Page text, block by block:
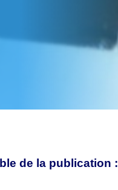
de la publication :